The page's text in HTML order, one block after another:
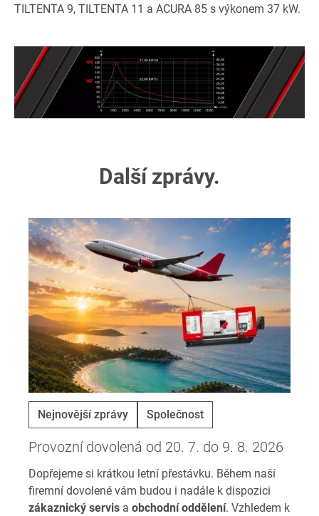
TILTENTA 9, TILTENTA 11 a ACURA 85 s výkonem 37 kW.
Další zprávy.
Nejnovější zprávy Společnost
Provozní dovolená od 20. 7. do 9. 8. 2026
Dopřejeme si krátkou letní přestávku. Během naší
firemní dovolené vám budou i nadále k dispozici
zákaznický servis a obchodní oddělení. Vzhledem k